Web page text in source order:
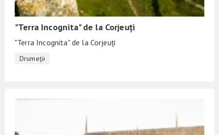
"Terra Incognita" de la Corjeuți
"Terra Incognita" de la Corjeuți
Drumeții